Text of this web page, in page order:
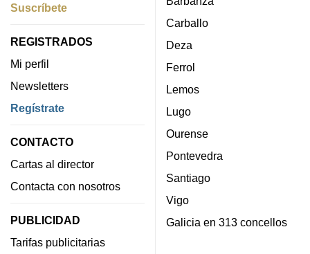
Suscríbete
REGISTRADOS
Mi perfil
Newsletters
Regístrate
CONTACTO
Cartas al director
Contacta con nosotros
PUBLICIDAD
Tarifas publicitarias
Carballo
Deza
Ferrol
Lemos
Lugo
Ourense
Pontevedra
Santiago
Vigo
Galicia en 313 concellos